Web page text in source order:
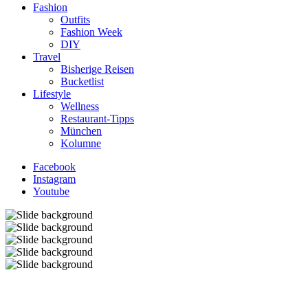
Fashion
Outfits
Fashion Week
DIY
Travel
Bisherige Reisen
Bucketlist
Lifestyle
Wellness
Restaurant-Tipps
München
Kolumne
Facebook
Instagram
Youtube